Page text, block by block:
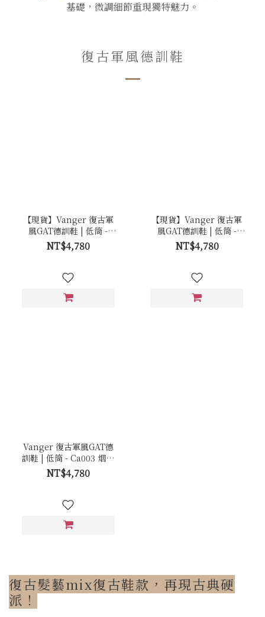
基礎，微調細節重現獨特魅力。
復古軍風德訓鞋
【現貨】Vanger 復古軍
風GAT德訓鞋 | 低筒 -
Ca003 砂岩白(膠底)
NT$4,780
【現貨】Vanger 復古軍
風GAT德訓鞋 | 低筒 -
Ca003 砂岩白(白底)
NT$4,780
Vanger 復古軍風GAT德
訓鞋 | 低筒 - Ca003 烟棕
白(膠底)
NT$4,780
復古髮藝mix復古鞋款，再現古典硬
派！